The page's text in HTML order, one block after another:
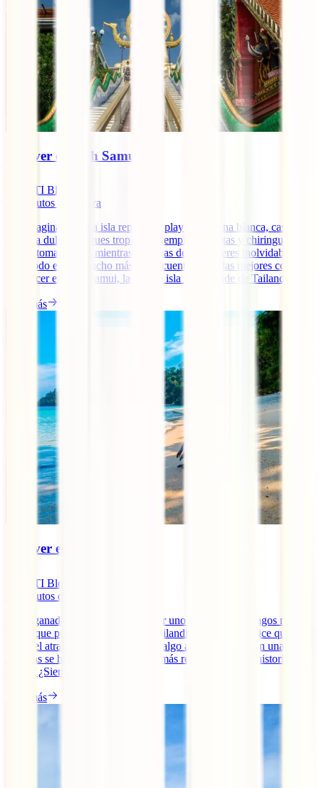
Qué ver en Koh Samui
IATI Blog
minutos de lectura
¿Te imaginas en una isla repleta de playas de arena blanca, cascadas
de agua dulce, bosques tropicales, templos budistas y chiringuitos
donde tomarte algo mientras disfrutas de atardeceres inolvidables?
Pues todo eso, y mucho más, se encuentra entre las mejores cosas
que hacer en Koh Samui, la tercera isla más grande de Tailandia.
Leer más
Qué ver en Koh Phi Phi
IATI Blog
minutos de lectura
Se ha ganado a pulso la fama de ser uno de los archipiélagos más
bellos que puedes ver al viajar a Tailandia. También se dice que
posee el atractivo de poder ofrecer algo a cada viajero. En una de
sus islas se halla una de las playas más recordadas de la historia del
cine… ¿Sientes [...]
Leer más